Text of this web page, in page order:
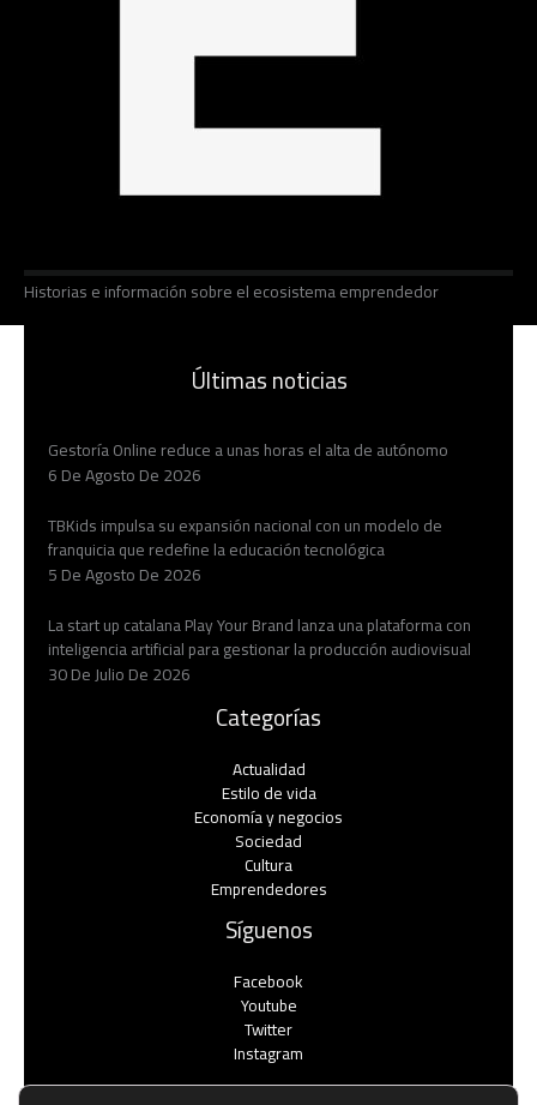
Historias e información sobre el ecosistema emprendedor
Últimas noticias
Gestoría Online reduce a unas horas el alta de autónomo
6 De Agosto De 2026
TBKids impulsa su expansión nacional con un modelo de
franquicia que redefine la educación tecnológica
5 De Agosto De 2026
La start up catalana Play Your Brand lanza una plataforma con
inteligencia artificial para gestionar la producción audiovisual
30 De Julio De 2026
Categorías
Actualidad
Estilo de vida
Economía y negocios​
Sociedad
Cultura
Emprendedores
Síguenos
Facebook
Youtube
Twitter
Instagram